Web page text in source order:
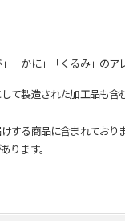
かに」「くるみ」のア
製造された加工品も含
する商品に含まれており
ります。